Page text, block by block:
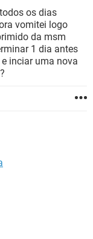
os dias
vomitei logo
da msm
1 dia antes
inciar uma nova